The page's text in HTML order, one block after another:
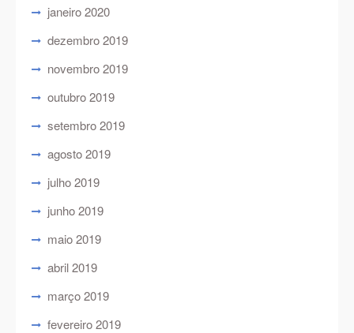
janeiro 2020
dezembro 2019
novembro 2019
outubro 2019
setembro 2019
agosto 2019
julho 2019
junho 2019
maio 2019
abril 2019
março 2019
fevereiro 2019